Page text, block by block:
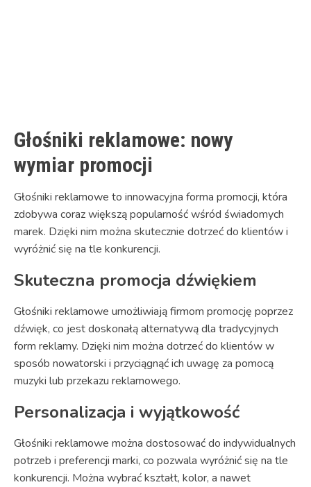
Głośniki reklamowe: nowy
wymiar promocji
Głośniki reklamowe to innowacyjna forma promocji, która
zdobywa coraz większą popularność wśród świadomych
marek. Dzięki nim można skutecznie dotrzeć do klientów i
wyróżnić się na tle konkurencji.
Skuteczna promocja dźwiękiem
Głośniki reklamowe umożliwiają firmom promocję poprzez
dźwięk, co jest doskonałą alternatywą dla tradycyjnych
form reklamy. Dzięki nim można dotrzeć do klientów w
sposób nowatorski i przyciągnąć ich uwagę za pomocą
muzyki lub przekazu reklamowego.
Personalizacja i wyjątkowość
Głośniki reklamowe można dostosować do indywidualnych
potrzeb i preferencji marki, co pozwala wyróżnić się na tle
konkurencji. Można wybrać kształt, kolor, a nawet